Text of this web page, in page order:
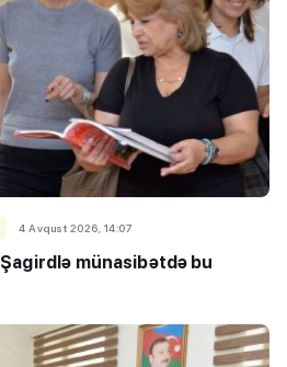
4 Avqust 2026, 14:07
Şagirdlə münasibətdə bu